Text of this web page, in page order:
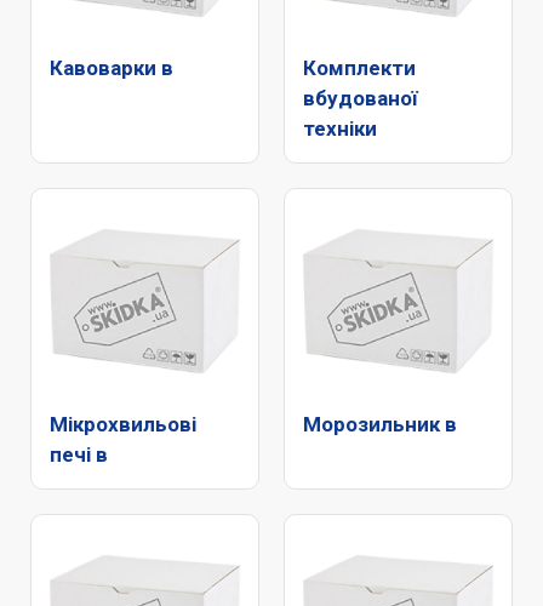
Кавоварки в
Комплекти
вбудованої
техніки
Мікрохвильові
печі в
Морозильник в